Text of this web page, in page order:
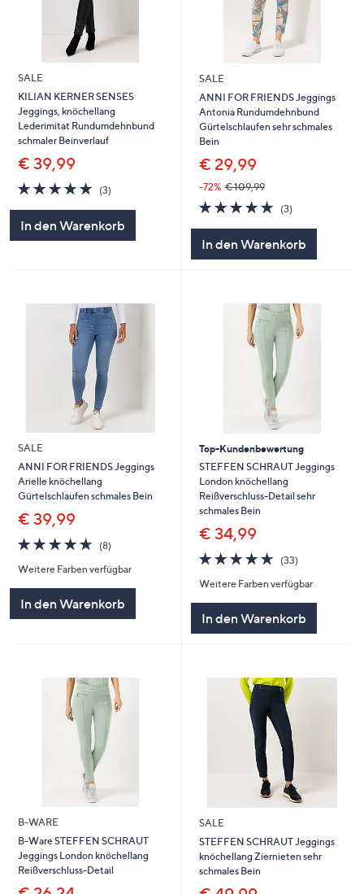
SALE
KILIAN KERNER SENSES
Jeggings, knöchellang
Lederimitat Rundumdehnbund
schmaler Beinverlauf
€ 39,99
4.7
von
(3)
In den Warenkorb
SALE
ANNI FOR FRIENDS Jeggings
Antonia Rundumdehnbund
Gürtelschlaufen sehr schmales
Bein
€ 29,99
-72% € 109,99
4.7
von
(3)
In den Warenkorb
SALE
ANNI FOR FRIENDS Jeggings
Arielle knöchellang
Gürtelschlaufen schmales Bein
€ 39,99
4.6
von
5
(8)
Weitere Farben verfügbar
In den Warenkorb
Top-Kundenbewertung
STEFFEN SCHRAUT Jeggings
London knöchellang
Reißverschluss-Detail sehr
schmales Bein
€ 34,99
4.6
von
5
(33)
Weitere Farben verfügbar
In den Warenkorb
B-WARE
B-Ware STEFFEN SCHRAUT
Jeggings London knöchellang
Reißverschluss-Detail
SALE
STEFFEN SCHRAUT Jeggings
knöchellang Ziernieten sehr
schmales Bein